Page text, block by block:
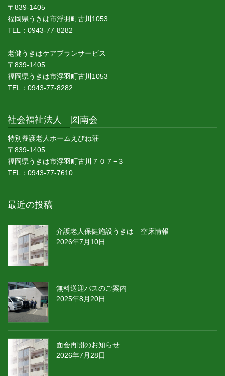
〒839-1405
福岡県うきは市浮羽町古川1053
TEL：0943-77-8282
老健うきはケアプランサービス
〒839-1405
福岡県うきは市浮羽町古川1053
TEL：0943-77-8282
社会福祉法人 図南会
特別養護老人ホームえびね荘
〒839-1405
福岡県うきは市浮羽町古川７０７−３
TEL：0943-77-7610
最近の投稿
介護老人保健施設うきは 空床情報
2026年7月10日
無料送迎バスのご案内
2025年8月20日
面会再開のお知らせ
2026年7月28日